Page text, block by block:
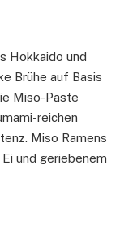
Hokkaido und
Brühe auf Basis
Miso-Paste
reichen
Miso Ramens
und geriebenem